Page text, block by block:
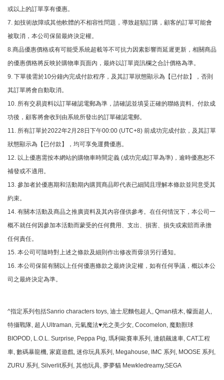
或以上的訂單享有優惠。
7. 如技術故障或其他軟體的不相容性問題，導致超額訂購，顧客的訂單可能會
被取消，本公司保留最終決定權。
8.商品優惠價格或有可能受系統超載等不可抗力因素影響而延遲更新，相關商品
的優惠價格將反映於購物車頁面內，最終以訂單資訊欄之合計價格為準。
9. 下單後需於10分鐘內完成付款程序，及其訂單狀態顯示為【已付款】，否則
其訂單將會自動取消。
10. 所有交易資料以訂單確認電郵為準，請確認並填妥正確的聯絡資料。付款成
功後，顧客將會收到由系統所發出的訂單確認電郵。
11. 所有訂單於2022年2月28日下午00:00 (UTC+8) 前成功完成付款，及其訂單
狀態顯示為【已付款】，均可享免運費優惠。
12. 以上優惠需按本網站的購物車時間定義 (成功完成訂單為準)，逾時優惠恕不
補發或不適用。
13. 參加者於優惠期和活動期内購買商品即代表已細閲且理解本條款並同意受其
約束。
14. 有關本活動及商品之推廣資料及其內容僅供參考。在任何情況下，本公司一
概不就任何因參加本活動而蒙受的任何費用、支出、損害、損失或索賠而承擔
任何責任。
15. 本公司可隨時對上述之條款及細則作出修改而毋須另行通知。
16. 本公司保留有關以上任何優惠條款之最終決定權，如有任何爭議，概以本公
司之最終決定為準。
^指定系列包括Sanrio characters toys, 迪士尼麵包超人, Qman積木, 幪面超人,
特攝戰隊, 超人Ultraman, 元氣魔法♥光之美少女, Cocomelon, 魔動獸球
BIOPOD, L.O.L. Surprise, Peppa Pig, 瑪利歐賽車系列, 連鎖飆速車, CAT工程
車, 數碼暴龍機, 家庭遊戲, 迷你玩具系列, Megahouse, IMC 系列, MOOSE 系列,
ZURU 系列, Silverlit系列, 其他玩具, 夢夢貓 Mewkledreamy,SEGA